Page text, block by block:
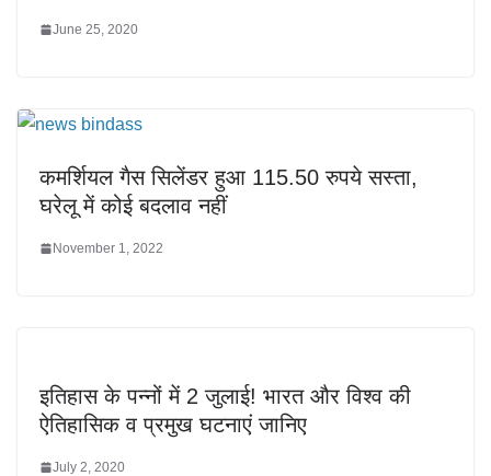
June 25, 2020
कमर्शियल गैस सिलेंडर हुआ 115.50 रुपये सस्ता,
घरेलू में कोई बदलाव नहीं
November 1, 2022
इतिहास के पन्नों में 2 जुलाई! भारत और विश्व की
ऐतिहासिक व प्रमुख घटनाएं जानिए
July 2, 2020